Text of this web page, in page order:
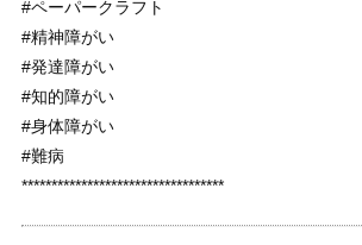
#ペーパークラフト
#精神障がい
#発達障がい
#知的障がい
#身体障がい
#難病
**********************************